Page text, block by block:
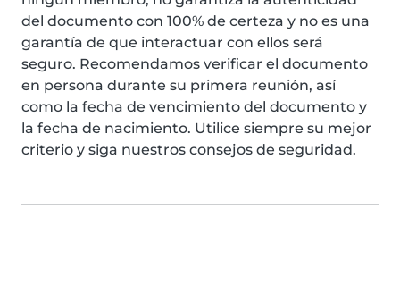
del documento con 100% de certeza y no es una
garantía de que interactuar con ellos será
seguro. Recomendamos verificar el documento
en persona durante su primera reunión, así
como la fecha de vencimiento del documento y
la fecha de nacimiento. Utilice siempre su mejor
criterio y siga nuestros consejos de seguridad.